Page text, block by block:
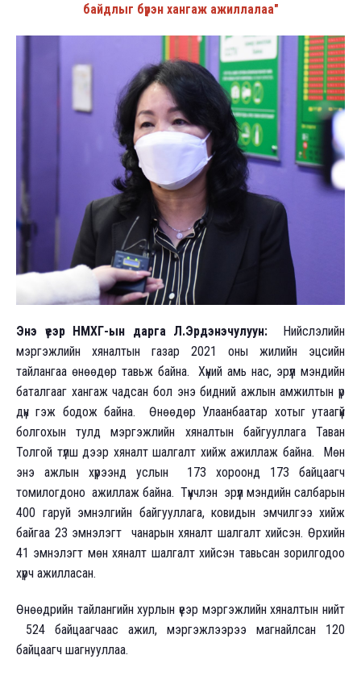
байдлыг бүрэн хангаж ажиллалаа"
Энэ үеэр НМХГ-ын дарга Л.Эрдэнэчулуун: Нийслэлийн
мэргэжлийн хяналтын газар 2021 оны жилийн эцсийн
тайлангаа өнөөдөр тавьж байна. Хүний амь нас, эрүүл мэндийн
баталгааг хангаж чадсан бол энэ бидний ажлын амжилтын үр
дүн гэж бодож байна. Өнөөдөр Улаанбаатар хотыг утаагүй
болгохын тулд мэргэжлийн хяналтын байгууллага Таван
Толгой түлш дээр хяналт шалгалт хийж ажиллаж байна. Мөн
энэ ажлын хүрээнд услын 173 хороонд 173 байцаагч
томилогдоно ажиллаж байна. Түүнчлэн эрүүл мэндийн салбарын
400 гаруй эмнэлгийн байгууллага, ковидын эмчилгээ хийж
байгаа 23 эмнэлэгт чанарын хяналт шалгалт хийсэн. Өрхийн
41 эмнэлэгт мөн хяналт шалгалт хийсэн тавьсан зорилгодоо
хүрч ажилласан.
Өнөөдрийн тайлангийн хурлын үеэр мэргэжлийн хяналтын нийт
524 байцаагчаас ажил, мэргэжлээрээ магнайлсан 120
байцаагч шагнууллаа.